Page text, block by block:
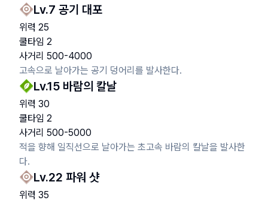
Lv.7 공기 대포
위력 25
쿨타임 2
사거리 500-4000
고속으로 날아가는 공기 덩어리를 발사한다.
Lv.15 바람의 칼날
위력 30
쿨타임 2
사거리 500-5000
적을 향해 일직선으로 날아가는 초고속 바람의 칼날을 발사한
다.
Lv.22 파워 샷
위력 35